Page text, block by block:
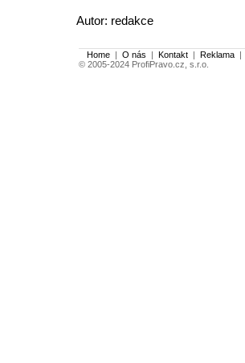
Autor: redakce
Home | O nás | Kontakt | Reklama |
© 2005-2024 ProfiPravo.cz, s.r.o.